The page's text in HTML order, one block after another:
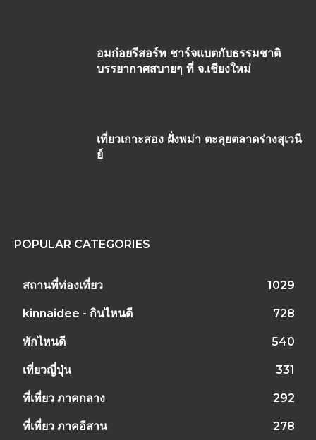
อมก๋อยรีสอร์ท ชาร์จแบตกับธรรมชาติ
บรรยากาศสบายๆ ที่ จ.เชียงใหม่
เที่ยวเกาะสอง ฝั่งพม่า ตะลุยตลาดร่างสุเวนี
ย์
POPULAR CATEGORIES
สถานที่ท่องเที่ยว 1029
kinnaidee - กินไหนดี 728
พักไหนดี 540
เที่ยวญี่ปุ่น 331
ที่เที่ยว ภาคกลาง 292
ที่เที่ยว ภาคอีสาน 278